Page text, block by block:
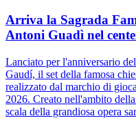
Arriva la Sagrada
Antoni Guadì nel
Lanciato per l'anniversario
Gaudí, il set della famosa
realizzato dal marchio di
2026. Creato nell'ambito
scala della grandiosa opera